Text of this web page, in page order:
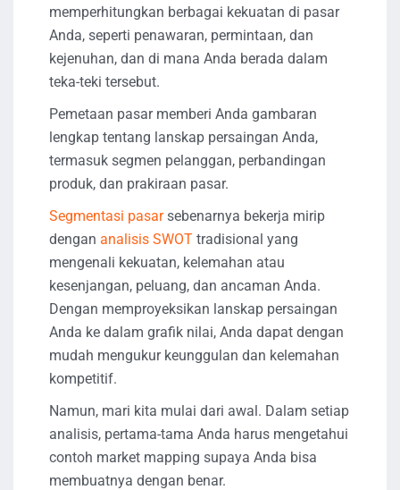
memperhitungkan berbagai kekuatan di pasar
Anda, seperti penawaran, permintaan, dan
kejenuhan, dan di mana Anda berada dalam
teka-teki tersebut.
Pemetaan pasar memberi Anda gambaran
lengkap tentang lanskap persaingan Anda,
termasuk segmen pelanggan, perbandingan
produk, dan prakiraan pasar.
Segmentasi pasarsebenarnya bekerja mirip
dengan analisis SWOT tradisional yang
mengenali kekuatan, kelemahan atau
kesenjangan, peluang, dan ancaman Anda.
Dengan memproyeksikan lanskap persaingan
Anda ke dalam grafik nilai, Anda dapat dengan
mudah mengukur keunggulan dan kelemahan
kompetitif.
Namun, mari kita mulai dari awal. Dalam setiap
analisis, pertama-tama Anda harus mengetahui
contoh market mapping supaya Anda bisa
membuatnya dengan benar.